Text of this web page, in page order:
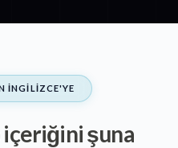
İNGILIZCE'YE
içeriğini şuna